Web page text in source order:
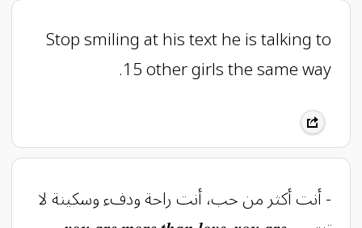
Stop smiling at his text he is talking to
15 other girls the same way.
- أنت أكثر من حب، أنت راحة ودفء وسكينة لا